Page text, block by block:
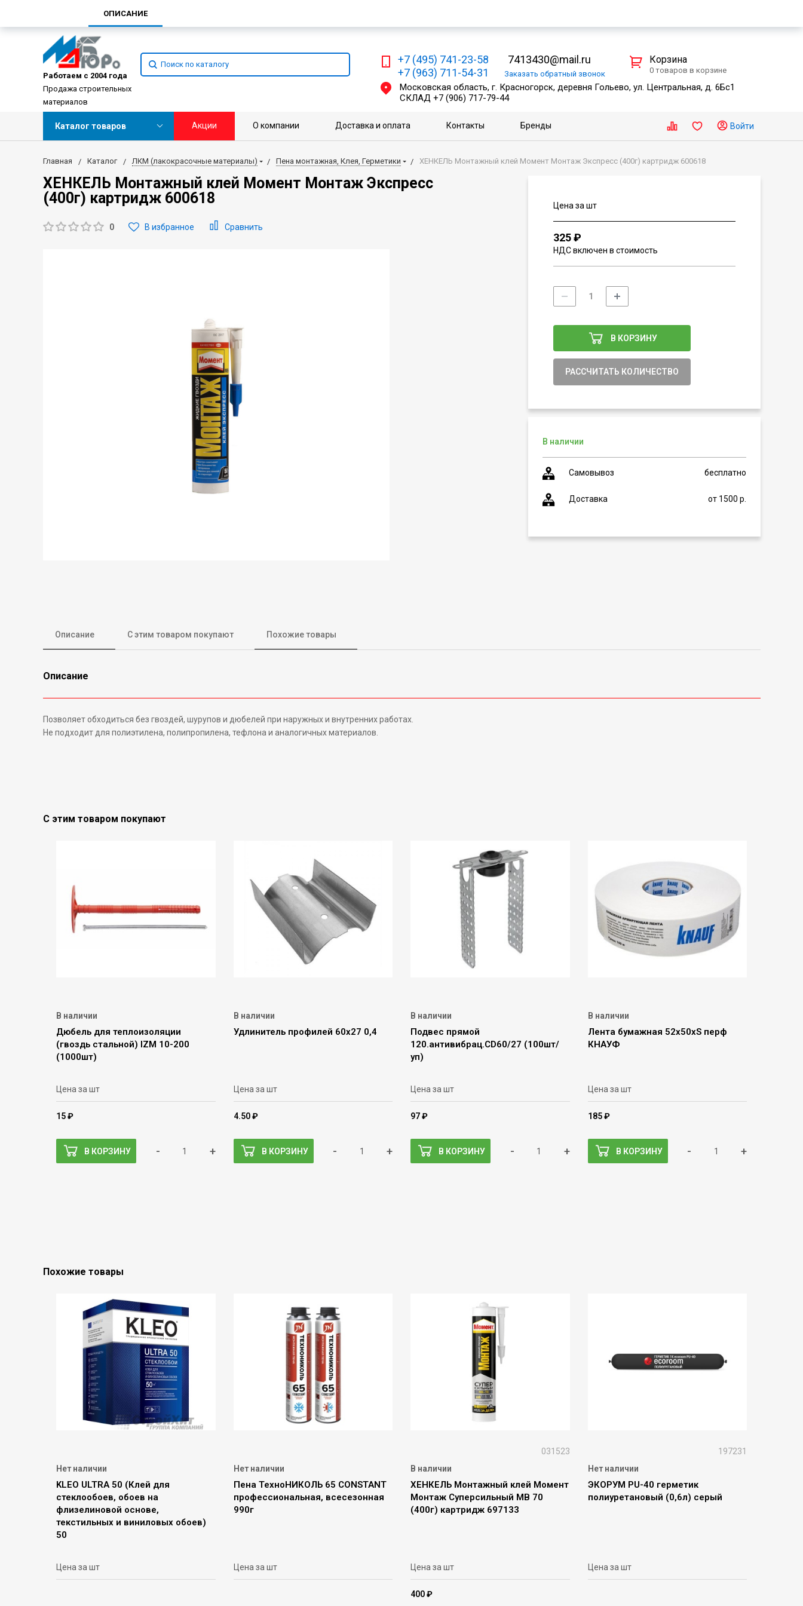
Работаем с 2004 года
Продажа строительных
материалов
+7 (495) 741-23-58
+7 (963) 711-54-31
7413430@mail.ru
Заказать обратный звонок
Московская область, г. Красногорск, деревня Гольево, ул. Центральная, д. 6Бс1
СКЛАД +7 (906) 717-79-44
Корзина
0 товаров в корзине
Каталог товаров Акции О компании Доставка и оплата Контакты Бренды Войти
Главная Каталог ЛКМ (лакокрасочные материалы) Пена монтажная, Клея, Герметики ХЕНКЕЛЬ Монтажный клей Момент Монтаж Экспресс (400г) картридж 600618
ХЕНКЕЛЬ Монтажный клей Момент Монтаж Экспресс
(400г) картридж 600618
0 В избранное Сравнить
Цена за шт
325 ₽
НДС включен в стоимость
В КОРЗИНУ
РАССЧИТАТЬ КОЛИЧЕСТВО
В наличии
Самовывоз бесплатно
Доставка от 1500 р.
Описание С этим товаром покупают Похожие товары
Описание
Позволяет обходиться без гвоздей, шурупов и дюбелей при наружных и внутренних работах.
Не подходит для полиэтилена, полипропилена, тефлона и аналогичных материалов.
С этим товаром покупают
В наличии
Дюбель для теплоизоляции
(гвоздь стальной) IZM 10-200
(1000шт)
Цена за шт
15 ₽
В КОРЗИНУ - +
В наличии
Удлинитель профилей 60х27 0,4
Цена за шт
4.50 ₽
В КОРЗИНУ - +
В наличии
Подвес прямой
120.антивибрац.CD60/27 (100шт/
уп)
Цена за шт
97 ₽
В КОРЗИНУ - +
В наличии
Лента бумажная 52х50хS перф
КНАУФ
Цена за шт
185 ₽
В КОРЗИНУ - +
Похожие товары
Нет наличии
KLEO ULTRA 50 (Клей для
стеклообоев, обоев на
флизелиновой основе,
текстильных и виниловых обоев)
50
Цена за шт
Нет наличии
Пена ТехноНИКОЛЬ 65 CONSTANT
профессиональная, всесезонная
990г
Цена за шт
031523
В наличии
ХЕНКЕЛЬ Монтажный клей Момент
Монтаж Суперсильный МВ 70
(400г) картридж 697133
Цена за шт
400 ₽
197231
Нет наличии
ЭКОРУМ PU-40 герметик
полиуретановый (0,6л) серый
Цена за шт
ОПИСАНИЕ